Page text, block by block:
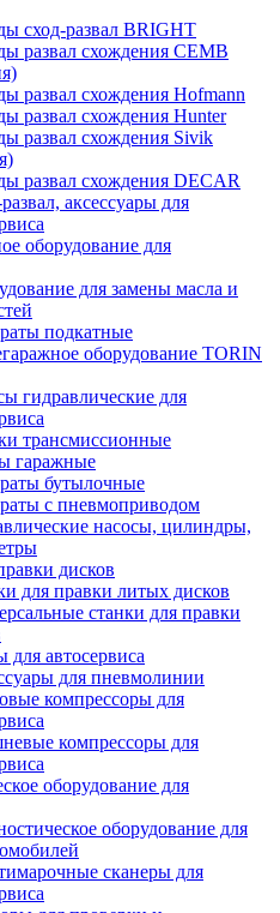
сход-развал BRIGHT
развал схождения CEMB
развал схождения Hofmann
развал схождения Hunter
развал схождения Sivik
развал схождения DECAR
аксессуары для
оборудование для
для замены масла и
подкатные
оборудование TORIN
гидравлические для
трансмиссионные
гаражные
бутылочные
с пневмоприводом
насосы, цилиндры,
дисков
для правки литых дисков
станки для правки
для автосервиса
для пневмолинии
компрессоры для
компрессоры для
оборудование для
оборудование для
сканеры для